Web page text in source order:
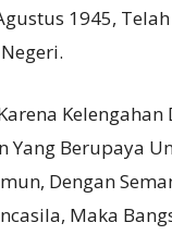
1945,
Yang Berupaya
Dengan
Maka